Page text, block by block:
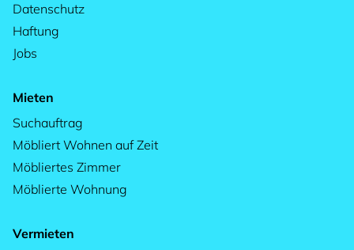
Datenschutz
Haftung
Jobs
Mieten
Suchauftrag
Möbliert Wohnen auf Zeit
Möbliertes Zimmer
Möblierte Wohnung
Vermieten